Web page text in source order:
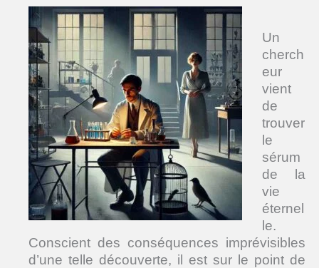
Un
cherch
eur
vient
de
trouver
le
sérum
de la
vie
éternel
le.
Conscient des conséquences imprévisibles
d’une telle découverte, il est sur le point de